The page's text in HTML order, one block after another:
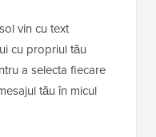
vin cu text
cu propriul tău
a selecta fiecare
tău în micul